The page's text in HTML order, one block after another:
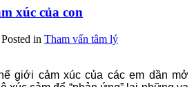
xúc của con
Posted in Tham vấn tâm lý
giới cảm xúc của các em dần mở